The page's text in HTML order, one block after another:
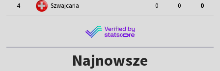
4 Szwajcaria 0 0 0
Najnowsze